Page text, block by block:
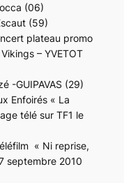
(06)
(59)
plateau promo
– YVETOT
-GUIPAVAS (29)
Enfoirés « La
télé sur TF1 le
« Ni reprise,
septembre 2010